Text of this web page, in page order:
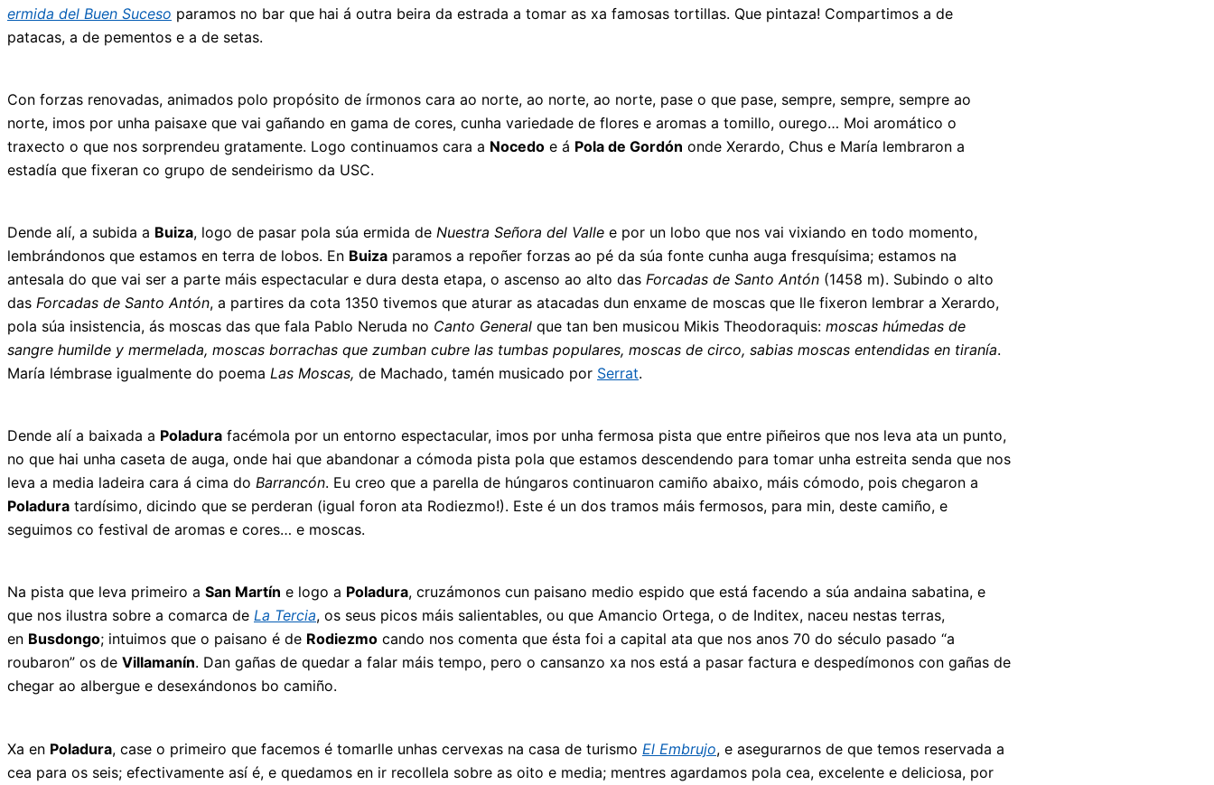
ermida del Buen Suceso paramos no bar que hai á outra beira da estrada a tomar as xa famosas tortillas. Que pintaza! Compartimos a de
patacas, a de pementos e a de setas.
Con forzas renovadas, animados polo propósito de írmonos cara ao norte, ao norte, ao norte, pase o que pase, sempre, sempre, sempre ao
norte, imos por unha paisaxe que vai gañando en gama de cores, cunha variedade de flores e aromas a tomillo, ourego… Moi aromático o
traxecto o que nos sorprendeu gratamente. Logo continuamos cara a Nocedo e á Pola de Gordón onde Xerardo, Chus e María lembraron a
estadía que fixeran co grupo de sendeirismo da USC.
Dende alí, a subida a Buiza, logo de pasar pola súa ermida de Nuestra Señora del Valle e por un lobo que nos vai vixiando en todo momento,
lembrándonos que estamos en terra de lobos. En Buiza paramos a repoñer forzas ao pé da súa fonte cunha auga fresquísima; estamos na
antesala do que vai ser a parte máis espectacular e dura desta etapa, o ascenso ao alto das Forcadas de Santo Antón (1458 m). Subindo o alto
das Forcadas de Santo Antón, a partires da cota 1350 tivemos que aturar as atacadas dun enxame de moscas que lle fixeron lembrar a Xerardo,
pola súa insistencia, ás moscas das que fala Pablo Neruda no Canto General que tan ben musicou Mikis Theodoraquis: moscas húmedas de
sangre humilde y mermelada, moscas borrachas que zumban cubre las tumbas populares, moscas de circo, sabias moscas entendidas en tiranía.
María lémbrase igualmente do poema Las Moscas, de Machado, tamén musicado por Serrat.
Dende alí a baixada a Poladura facémola por un entorno espectacular, imos por unha fermosa pista que entre piñeiros que nos leva ata un punto,
no que hai unha caseta de auga, onde hai que abandonar a cómoda pista pola que estamos descendendo para tomar unha estreita senda que nos
leva a media ladeira cara á cima do Barrancón. Eu creo que a parella de húngaros continuaron camiño abaixo, máis cómodo, pois chegaron a
Poladura tardísimo, dicindo que se perderan (igual foron ata Rodiezmo!). Este é un dos tramos máis fermosos, para min, deste camiño, e
seguimos co festival de aromas e cores… e moscas.
Na pista que leva primeiro a San Martín e logo a Poladura, cruzámonos cun paisano medio espido que está facendo a súa andaina sabatina, e
que nos ilustra sobre a comarca de La Tercia, os seus picos máis salientables, ou que Amancio Ortega, o de Inditex, naceu nestas terras,
en Busdongo; intuimos que o paisano é de Rodiezmo cando nos comenta que ésta foi a capital ata que nos anos 70 do século pasado “a
roubaron” os de Villamanín. Dan gañas de quedar a falar máis tempo, pero o cansanzo xa nos está a pasar factura e despedímonos con gañas de
chegar ao albergue e desexándonos bo camiño.
Xa en Poladura, case o primeiro que facemos é tomarlle unhas cervexas na casa de turismo El Embrujo, e asegurarnos de que temos reservada a
cea para os seis; efectivamente así é, e quedamos en ir recollela sobre as oito e media; mentres agardamos pola cea, excelente e deliciosa, por